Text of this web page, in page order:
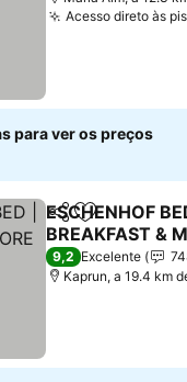
Acesso direto às
para ver os preços
PartilharAdicionar
ESCHENHOF
BREAKFAST &
Ver preços
9,2 Excelente
Kaprun, a 19.4 km